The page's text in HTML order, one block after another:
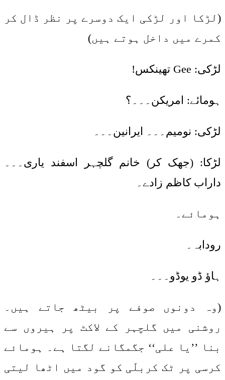
(لڑکا اور لڑکی ایک دوسرے پر نظر ڈال کر
کمرے میں داخل ہوتے ہیں)
لڑکی: Gee تھینکس!
ہومائے: امریکن۔۔۔؟
لڑکی: نومیم۔۔۔ ایرانین۔۔۔
لڑکا: (جھک کر) خانم گلچہر اسفند یاری۔۔۔
داراب کاظم زادے۔
ہومائے۔
رودابہ۔
ہاؤ ڈو یوڈو۔۔۔
(وہ دونوں صوفے پر بیٹھ جاتے ہیں۔
روشنی میں گلچہر کے لاکٹ پر ہیروں سے
بنا ’’یا علی‘‘ جگمگانے لگتا ہے۔ ہومائے
کرسی پر ٹک کربلّی کو گود میں اٹھا لیتی